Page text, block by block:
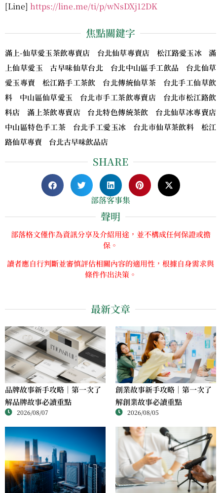
[Line] https://line.me/ti/p/wNsDXj12DK
焦點關鍵字
滿上-仙草愛玉茶飲專賣店 台北仙草專賣店 松江路愛玉冰 滿
上仙草愛玉 古早味仙草台北 台北中山區手工飲品 台北仙草
愛玉專賣 松江路手工茶飲 台北傳統仙草茶 台北手工仙草飲
料 中山區仙草愛玉 台北市手工茶飲專賣店 台北市松江路飲
料店 滿上茶飲專賣店 台北特色傳統茶飲 台北仙草冰專賣店
中山區特色手工茶 台北手工愛玉冰 台北市仙草茶飲料 松江
路仙草專賣 台北古早味飲品店
SHARE
部落客事集
聲明
部落格文僅作為資訊分享及介紹用途，並不構成任何保證或擔
保。
讀者應自行判斷並審慎評估相關內容的適用性，根據自身需求與
條件作出決策。
最新文章
品牌故事新手攻略｜第一次了
解品牌故事必讀重點
2026/08/07
創業故事新手攻略｜第一次了
解創業故事必讀重點
2026/08/05